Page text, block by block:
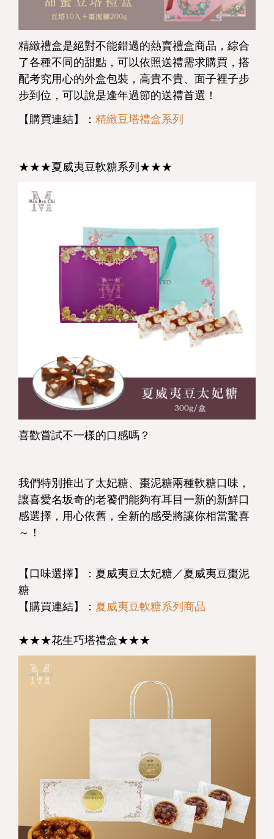
精緻禮盒是絕對不能錯過的熱賣禮盒商品，綜合
了各種不同的甜點，可以依照送禮需求購買，搭
配考究用心的外盒包裝，高貴不貴、面子裡子步
步到位，可以說是逢年過節的送禮首選！
【購買連結】： 精緻豆塔禮盒系列
★★★夏威夷豆軟糖系列★★★
喜歡嘗試不一樣的口感嗎？
我們特別推出了太妃糖、棗泥糖兩種軟糖口味，
讓喜愛名坂奇的老饕們能夠有耳目一新的新鮮口
感選擇，用心依舊，全新的感受將讓你相當驚喜
～！
【口味選擇】：夏威夷豆太妃糖／夏威夷豆棗泥
糖
【購買連結】： 夏威夷豆軟糖系列商品
★★★花生巧塔禮盒★★★